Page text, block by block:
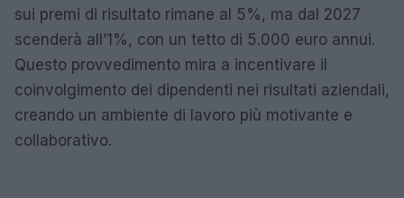
sui premi di risultato rimane al 5%, ma dal 2027
scenderà all’1%, con un tetto di 5.000 euro annui.
Questo provvedimento mira a incentivare il
coinvolgimento dei dipendenti nei risultati aziendali,
creando un ambiente di lavoro più motivante e
collaborativo.